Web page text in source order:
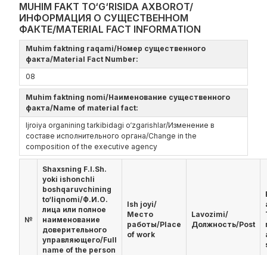
MUHIM FAKT TO‘G‘RISIDA AXBOROT/
ИНФОРМАЦИЯ О СУЩЕСТВЕННОМ
ФАКТЕ/MATERIAL FACT INFORMATION
Muhim faktning raqami/Номер существенного
факта/Material Fact Number:
08
Muhim faktning nomi/Наименование существенного
факта/Name of material fact:
Ijroiya organining tarkibidagi o‘zgarishlar/Изменение в
составе исполнительного органа/Change in the
composition of the executive agency
№
Shaxsning F.I.Sh.
yoki ishonchli
boshqaruvchining
to‘liqnomi/Ф.И.О.
лица или полное
наименование
доверительного
управляющего/Full
name of the person
Ish joyi/
Место
работы/Place
of work
Lavozimi/
Должность/Post